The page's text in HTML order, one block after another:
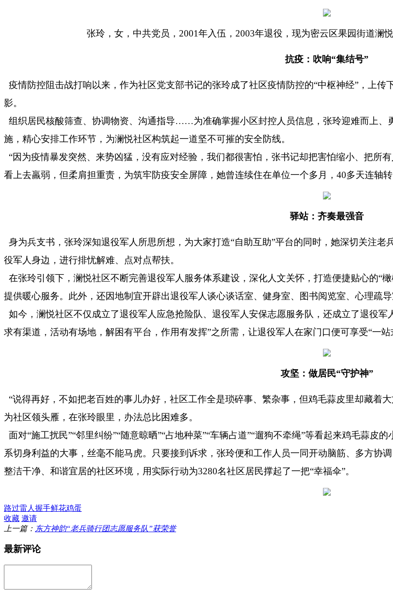
张玲，女，中共党员， 2001年入伍，2003年退役，现为密云区果园街道澜
抗疫：吹响“集结号”
疫情防控阻击战打响以来，作为社区党支部书记的张玲成了社区疫情防控的“中枢神经”，上传
影。
组织居民核酸筛查、协调物资、沟通指导……为准确掌握小区封控人员信息，张玲迎难而上、
施，精心安排工作环节，为澜悦社区构筑起一道坚不可摧的安全防线。
“因为疫情暴发突然、来势凶猛，没有应对经验，我们都很害怕，张书记却把害怕缩小、把所
看上去羸弱，但柔肩担重责，为筑牢防疫安全屏障，她曾连续住在单位一个多月，40多天连轴
驿站：齐奏最强音
身为兵支书，张玲深知退役军人所思所想，为大家打造“自助互助”平台的同时，她深切关注
役军人身边，进行排忧解难、点对点帮扶。
在张玲引领下，澜悦社区不断完善退役军人服务体系建设，深化人文关怀，打造便捷贴心的“
提供暖心服务。此外，还因地制宜开辟出退役军人谈心谈话室、健身室、图书阅览室、心理疏导
如今，澜悦社区不仅成立了退役军人应急抢险队、退役军人安保志愿服务队，还成立了退役
求有渠道，活动有场地，解困有平台，作用有发挥”之所需，让退役军人在家门口便可享受“一站
攻坚：做居民“守护神”
“说得再好，不如把老百姓的事儿办好，社区工作全是琐碎事、繁杂事，但鸡毛蒜皮里却藏着
为社区领头雁，在张玲眼里，办法总比困难多。
面对“施工扰民”“邻里纠纷”“随意晾晒”“占地种菜”“车辆占道”“遛狗不牵绳”等看起来鸡毛蒜
系切身利益的大事，丝毫不能马虎。只要接到诉求，张玲便和工作人员一同开动脑筋、多方协
整洁干净、和谐宜居的社区环境，用实际行动为3280名社区居民撑起了一把“幸福伞”。
路过雷人 握手鲜花鸡蛋
收藏 邀请
上一篇： 东方神韵“老兵骑行团志愿服务队”获荣誉
最新评论